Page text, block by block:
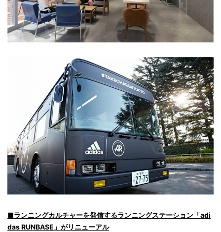
■ランニングカルチャーを発信するランニングステーション「adi
das RUNBASE」がリニューアル